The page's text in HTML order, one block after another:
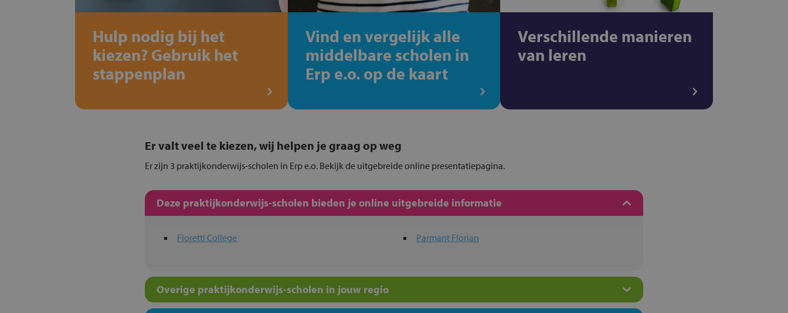
Hulp nodig bij het
kiezen? Gebruik het
stappenplan
Vind en vergelijk alle
middelbare scholen in
Erp e.o. op de kaart
Verschillende manieren
van leren
Er valt veel te kiezen, wij helpen je graag op weg
Er zijn 3 praktijkonderwijs-scholen in Erp e.o. Bekijk de uitgebreide online presentatiepagina.
Deze praktijkonderwijs-scholen bieden je online uitgebreide informatie
Fioretti College Parmant Florian
Overige praktijkonderwijs-scholen in jouw regio